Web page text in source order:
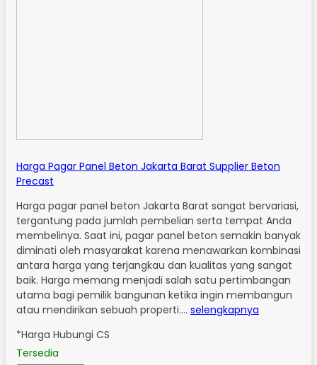
Harga Pagar Panel Beton Jakarta Barat Supplier Beton
Precast
Harga pagar panel beton Jakarta Barat sangat bervariasi,
tergantung pada jumlah pembelian serta tempat Anda
membelinya. Saat ini, pagar panel beton semakin banyak
diminati oleh masyarakat karena menawarkan kombinasi
antara harga yang terjangkau dan kualitas yang sangat
baik. Harga memang menjadi salah satu pertimbangan
utama bagi pemilik bangunan ketika ingin membangun
atau mendirikan sebuah properti…. selengkapnya
*Harga Hubungi CS
Tersedia